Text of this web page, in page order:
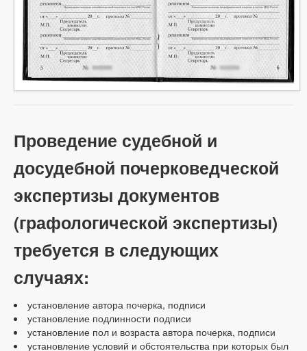
Проведение судебной и
досудебной почерковедческой
экспертизы документов
(графологической экспертизы)
требуется в следующих
случаях:
установление автора почерка, подписи
установление подлинности подписи
установление пол и возраста автора почерка, подписи
установление условий и обстоятельства при которых был